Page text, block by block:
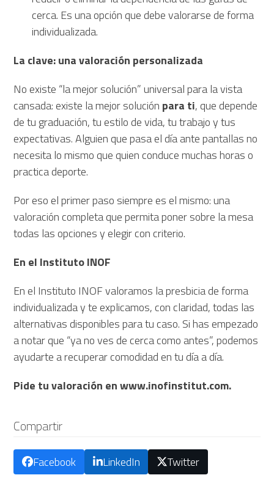
cerca. Es una opción que debe valorarse de forma
individualizada.
La clave: una valoración personalizada
No existe “la mejor solución” universal para la vista
cansada: existe la mejor solución para ti, que depende
de tu graduación, tu estilo de vida, tu trabajo y tus
expectativas. Alguien que pasa el día ante pantallas no
necesita lo mismo que quien conduce muchas horas o
practica deporte.
Por eso el primer paso siempre es el mismo: una
valoración completa que permita poner sobre la mesa
todas las opciones y elegir con criterio.
En el Instituto INOF
En el Instituto INOF valoramos la presbicia de forma
individualizada y te explicamos, con claridad, todas las
alternativas disponibles para tu caso. Si has empezado
a notar que “ya no ves de cerca como antes”, podemos
ayudarte a recuperar comodidad en tu día a día.
Pide tu valoración en www.inofinstitut.com.
Compartir
Facebook LinkedIn Twitter